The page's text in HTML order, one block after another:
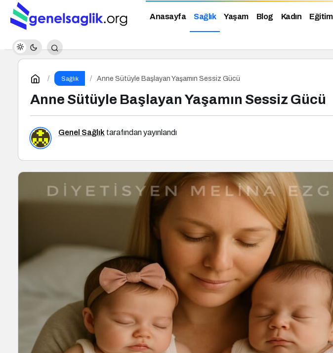
Anasayfa Sağlık Yaşam Blog Kadın Eğitim
Sağlık Anne Sütüyle Başlayan Yaşamın Sessiz Gücü
Anne Sütüyle Başlayan Yaşamın Sessiz Gücü
Genel Sağlık tarafından yayınlandı